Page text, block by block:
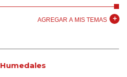
AGREGAR A MIS TEMAS
Humedales